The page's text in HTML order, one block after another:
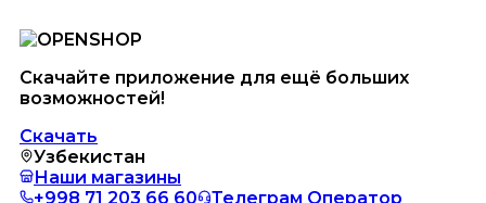
Скачайте приложение для ещё больших
возможностей!
Скачать
Узбекистан
Наши магазины
+998 71 203 66 60
Телеграм Оператор